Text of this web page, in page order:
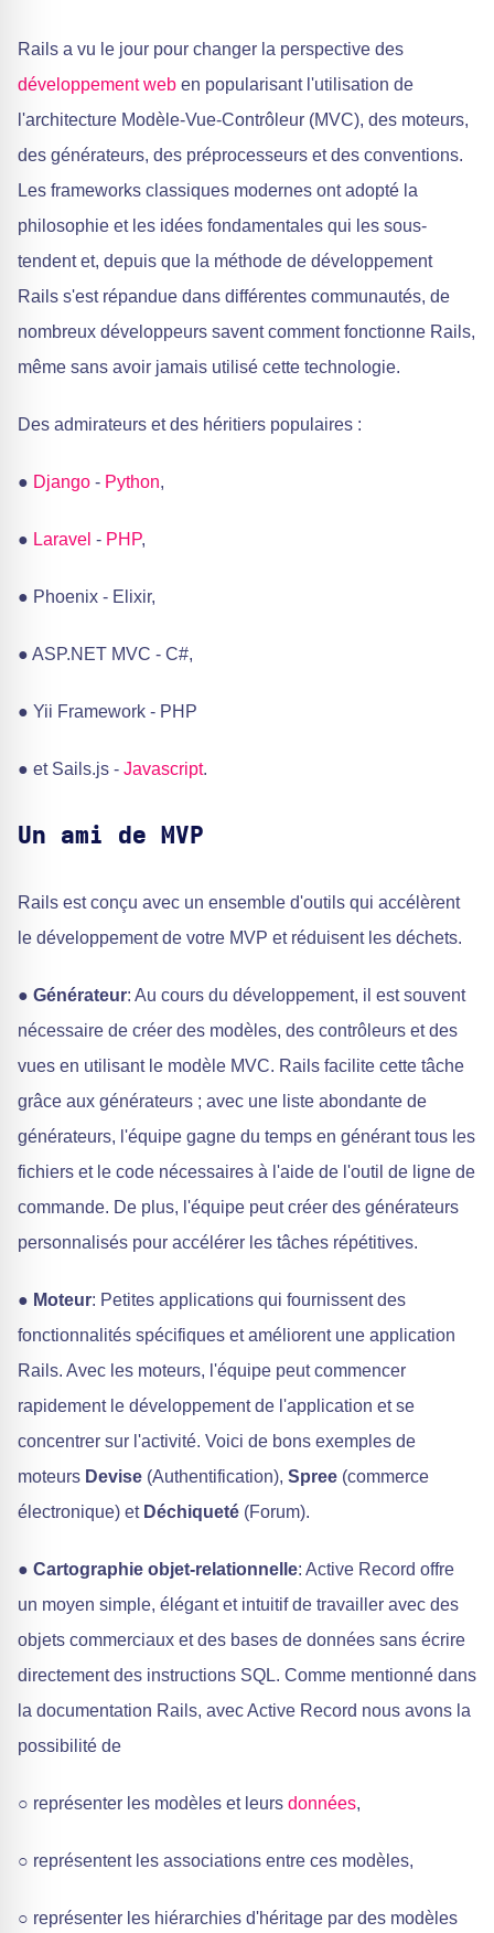
Rails a vu le jour pour changer la perspective des
développement web en popularisant l'utilisation de
l'architecture Modèle-Vue-Contrôleur (MVC), des moteurs,
des générateurs, des préprocesseurs et des conventions.
Les frameworks classiques modernes ont adopté la
philosophie et les idées fondamentales qui les sous-
tendent et, depuis que la méthode de développement
Rails s'est répandue dans différentes communautés, de
nombreux développeurs savent comment fonctionne Rails,
même sans avoir jamais utilisé cette technologie.
Des admirateurs et des héritiers populaires :
● Django - Python,
● Laravel - PHP,
● Phoenix - Elixir,
● ASP.NET MVC - C#,
● Yii Framework - PHP
● et Sails.js - Javascript.
Un ami de MVP
Rails est conçu avec un ensemble d'outils qui accélèrent
le développement de votre MVP et réduisent les déchets.
● Générateur: Au cours du développement, il est souvent
nécessaire de créer des modèles, des contrôleurs et des
vues en utilisant le modèle MVC. Rails facilite cette tâche
grâce aux générateurs ; avec une liste abondante de
générateurs, l'équipe gagne du temps en générant tous les
fichiers et le code nécessaires à l'aide de l'outil de ligne de
commande. De plus, l'équipe peut créer des générateurs
personnalisés pour accélérer les tâches répétitives.
● Moteur: Petites applications qui fournissent des
fonctionnalités spécifiques et améliorent une application
Rails. Avec les moteurs, l'équipe peut commencer
rapidement le développement de l'application et se
concentrer sur l'activité. Voici de bons exemples de
moteurs Devise (Authentification), Spree (commerce
électronique) et Déchiqueté (Forum).
● Cartographie objet-relationnelle: Active Record offre
un moyen simple, élégant et intuitif de travailler avec des
objets commerciaux et des bases de données sans écrire
directement des instructions SQL. Comme mentionné dans
la documentation Rails, avec Active Record nous avons la
possibilité de
○ représenter les modèles et leurs données,
○ représentent les associations entre ces modèles,
○ représenter les hiérarchies d'héritage par des modèles